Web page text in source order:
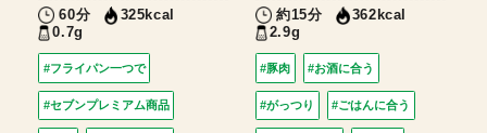
60分
325kcal
0.7g
#フライパン一つで
#セブンプレミアム商品
約15分
362kcal
2.9g
#豚肉 #お酒に合う
#がっつり #ごはんに合う